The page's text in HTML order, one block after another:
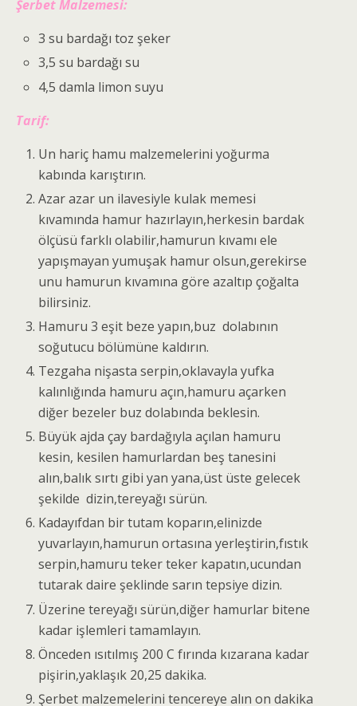
Şerbet Malzemesi:
3 su bardağı toz şeker
3,5 su bardağı su
4,5 damla limon suyu
Tarif:
Un hariç hamu malzemelerini yoğurma
kabında karıştırın.
Azar azar un ilavesiyle kulak memesi
kıvamında hamur hazırlayın,herkesin bardak
ölçüsü farklı olabilir,hamurun kıvamı ele
yapışmayan yumuşak hamur olsun,gerekirse
unu hamurun kıvamına göre azaltıp çoğalta
bilirsiniz.
Hamuru 3 eşit beze yapın,buz dolabının
soğutucu bölümüne kaldırın.
Tezgaha nişasta serpin,oklavayla yufka
kalınlığında hamuru açın,hamuru açarken
diğer bezeler buz dolabında beklesin.
Büyük ajda çay bardağıyla açılan hamuru
kesin, kesilen hamurlardan beş tanesini
alın,balık sırtı gibi yan yana,üst üste gelecek
şekilde dizin,tereyağı sürün.
Kadayıfdan bir tutam koparın,elinizde
yuvarlayın,hamurun ortasına yerleştirin,fıstık
serpin,hamuru teker teker kapatın,ucundan
tutarak daire şeklinde sarın tepsiye dizin.
Üzerine tereyağı sürün,diğer hamurlar bitene
kadar işlemleri tamamlayın.
Önceden ısıtılmış 200 C fırında kızarana kadar
pişirin,yaklaşık 20,25 dakika.
Şerbet malzemelerini tencereye alın on dakika